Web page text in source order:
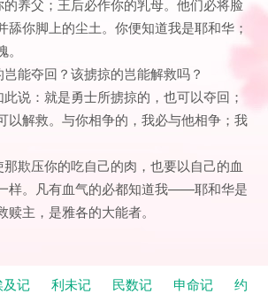
养父；王后必作你的乳母。他们必将脸
舔你脚上的尘土。你便知道我是耶和华；
能夺回？该掳掠的岂能解救吗？
说：就是勇士所掳掠的，也可以夺回；
以解救。与你相争的，我必与他相争；我
欺压你的吃自己的肉，也要以自己的血
样。凡有血气的必都知道我——耶和华是
主，是雅各的大能者。
及记 利未记 民数记 申命记
约